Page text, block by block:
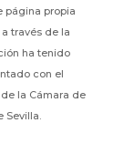
página propia
través de la
ha tenido
con el
la Cámara de